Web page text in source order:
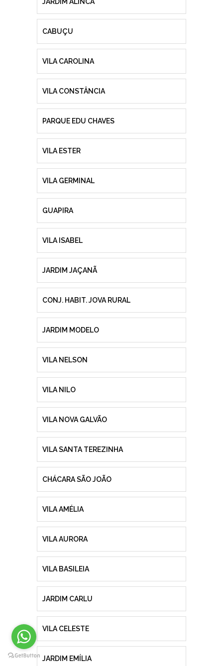
JARDIM ALINCA
CABUÇU
VILA CAROLINA
VILA CONSTÂNCIA
PARQUE EDU CHAVES
VILA ESTER
VILA GERMINAL
GUAPIRA
VILA ISABEL
JARDIM JAÇANÃ
CONJ. HABIT. JOVA RURAL
JARDIM MODELO
VILA NELSON
VILA NILO
VILA NOVA GALVÃO
VILA SANTA TEREZINHA
CHÁCARA SÃO JOÃO
VILA AMÉLIA
VILA AURORA
VILA BASILEIA
JARDIM CARLU
VILA CELESTE
JARDIM EMÍLIA